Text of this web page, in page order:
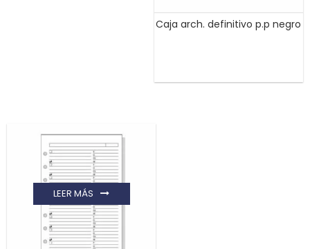
Caja arch. definitivo p.p negro
LEER MÁS